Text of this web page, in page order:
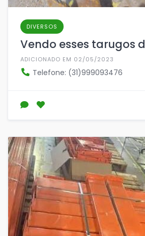
DIVERSOS
Vendo esses tarugos
ADICIONADO EM 02/05/2023
Telefone: (31)999093476